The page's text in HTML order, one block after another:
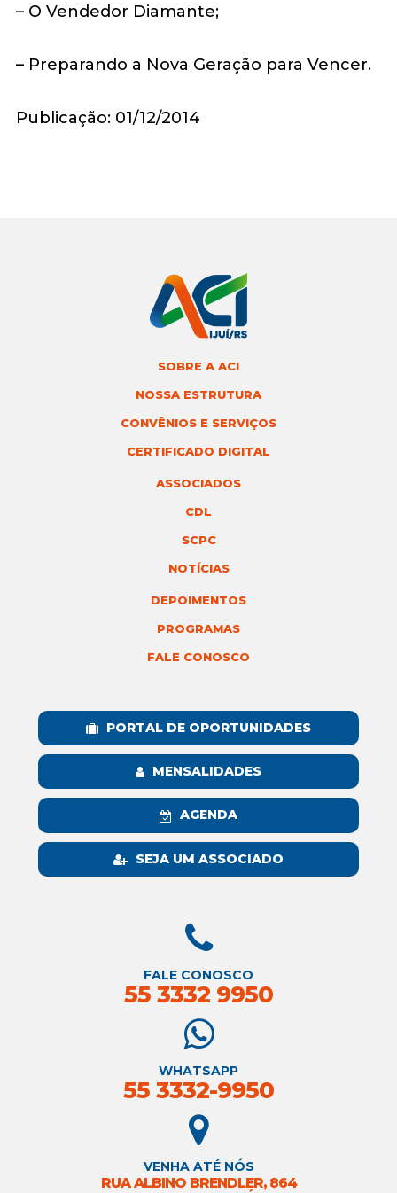
– O Vendedor Diamante;
– Preparando a Nova Geração para Vencer.
Publicação: 01/12/2014
SOBRE A ACI
NOSSA ESTRUTURA
CONVÊNIOS E SERVIÇOS
CERTIFICADO DIGITAL
ASSOCIADOS
CDL
SCPC
NOTÍCIAS
DEPOIMENTOS
PROGRAMAS
FALE CONOSCO
PORTAL DE OPORTUNIDADES
MENSALIDADES
AGENDA
SEJA UM ASSOCIADO
FALE CONOSCO
55 3332 9950
WHATSAPP
55 3332-9950
VENHA ATÉ NÓS
RUA ALBINO BRENDLER, 864